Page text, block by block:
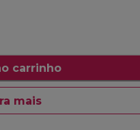
carrinho
mais